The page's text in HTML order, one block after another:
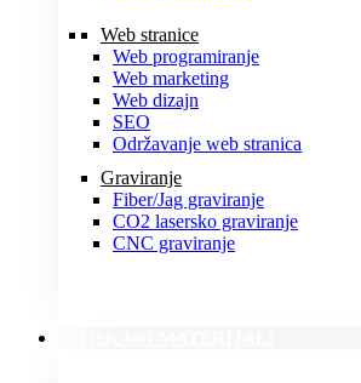
Web stranice
Web programiranje
Web marketing
Web dizajn
SEO
Održavanje web stranica
Graviranje
Fiber/Jag graviranje
CO2 lasersko graviranje
CNC graviranje